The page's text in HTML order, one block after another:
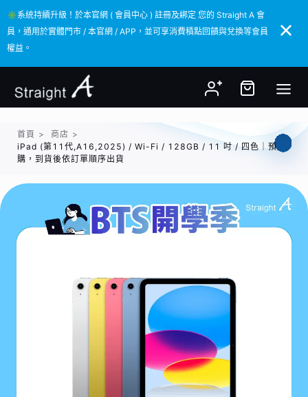
✳️系統持續升級！於本官網 ( 會員中心 ) 註冊及綁定 您的 Straight A 會
員，通用於實體門市 / 本官網 / APP，並可享消費積點回饋與兌換等會員
權益。
✳️系統持續升級！於本官網 ( 會員中心 ) 註冊及綁定 您的 Straight A 會
員，通用於實體門市 / 本官網 / APP，並可享消費積點回饋與兌換等會員
權益。
首頁 > 商店 >
iPad (第11代,A16,2025) / Wi-Fi / 128GB / 11 吋 / 四色｜預
購，到貨後依訂單順序出貨